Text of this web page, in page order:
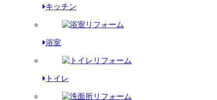
キッチン
浴室
トイレ